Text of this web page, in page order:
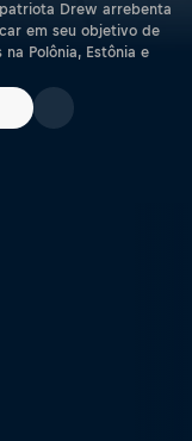
Drew arrebenta
em seu objetivo de
Polônia, Estônia e